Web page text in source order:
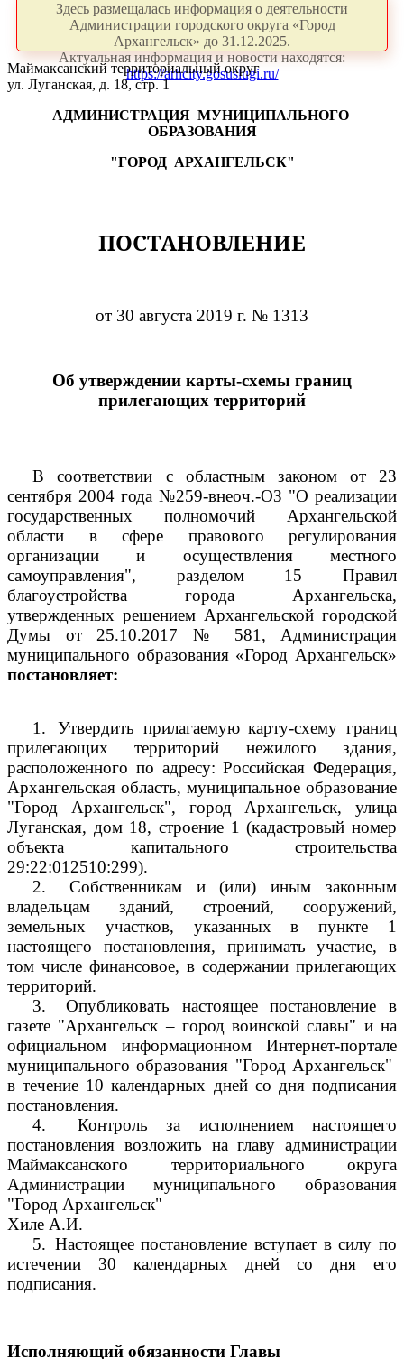
Здесь размещалась информация о деятельности
Администрации городского округа «Город
Архангельск» до 31.12.2025.
Актуальная информация и новости находятся:
https://arhcity.gosuslugi.ru/
Маймаксанский территориальный округ
ул. Луганская, д. 18, стр. 1
АДМИНИСТРАЦИЯ МУНИЦИПАЛЬНОГО
ОБРАЗОВАНИЯ
"ГОРОД АРХАНГЕЛЬСК"
ПОСТАНОВЛЕНИЕ
от 30 августа 2019 г. № 1313
Об утверждении карты-схемы границ
прилегающих территорий
В соответствии с областным законом от 23
сентября 2004 года №259-внеоч.-ОЗ "О реализации
государственных полномочий Архангельской
области в сфере правового регулирования
организации и осуществления местного
самоуправления", разделом 15 Правил
благоустройства города Архангельска,
утвержденных решением Архангельской городской
Думы от 25.10.2017 № 581, Администрация
муниципального образования «Город Архангельск»
постановляет:
1.
Утвердить прилагаемую карту-схему границ
прилегающих территорий нежилого здания,
расположенного по адресу: Российская Федерация,
Архангельская область, муниципальное образование
"Город Архангельск", город Архангельск, улица
Луганская, дом 18, строение 1 (кадастровый номер
объекта капитального строительства
29:22:012510:299).
2.
Собственникам и (или) иным законным
владельцам зданий, строений, сооружений,
земельных участков, указанных в пункте 1
настоящего постановления, принимать участие, в
том числе финансовое, в содержании прилегающих
территорий.
3.
Опубликовать настоящее постановление в
газете "Архангельск – город воинской славы" и на
официальном информационном Интернет-портале
муниципального образования "Город Архангельск"
в течение 10 календарных дней со дня подписания
постановления.
4.
Контроль за исполнением настоящего
постановления возложить на главу администрации
Маймаксанского территориального округа
Администрации муниципального образования
"Город Архангельск"
Хиле А.И.
5. Настоящее постановление вступает в силу по
истечении 30 календарных дней со дня его
подписания.
Исполняющий обязанности Главы